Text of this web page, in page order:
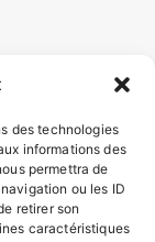
des technologies
informations des
permettra de
ou les ID
retirer son
caractéristiques